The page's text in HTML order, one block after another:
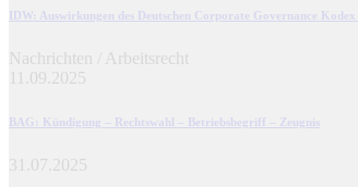
IDW : Auswirkungen des Deutschen Corporate Governance
Nachrichten / Arbeitsrecht
11.09.2025
BAG : Kündigung – Rechtswahl – Betriebsbegriff – Zeugnis
31.07.2025